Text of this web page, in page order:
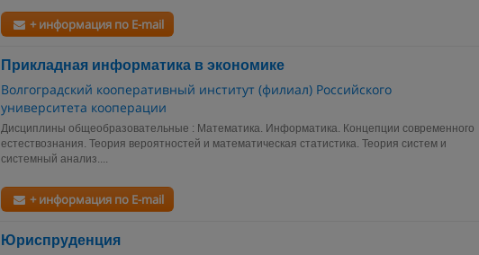
+ информация по E-mail
Прикладная информатика в экономике
Волгоградский кооперативный институт (филиал) Российского
университета кооперации
Дисциплины общеобразовательные : Математика. Информатика. Концепции современного
естествознания. Теория вероятностей и математическая статистика. Теория систем и
системный анализ....
+ информация по E-mail
Юриспруденция